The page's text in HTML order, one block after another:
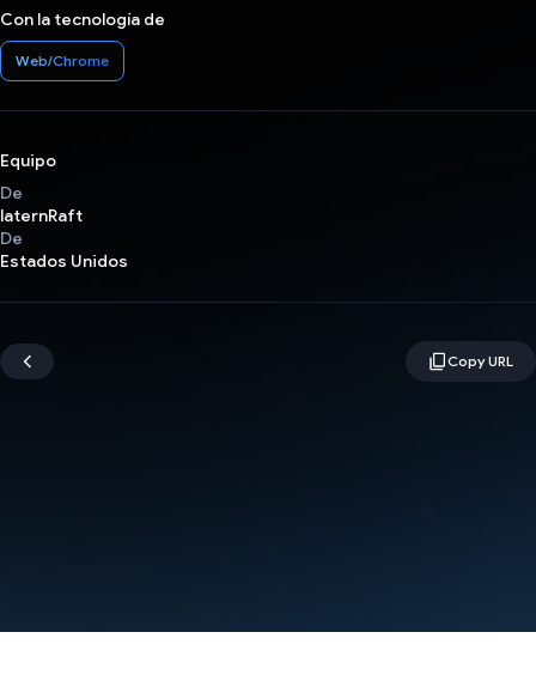
Con la tecnología de
Web/Chrome
Equipo
De
laternRaft
De
Estados Unidos